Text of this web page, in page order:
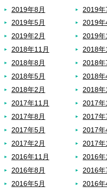
2019年8月
2019年
2019年5月
2019年
2019年2月
2019年
2018年11月
2018年
2018年8月
2018年
2018年5月
2018年
2018年2月
2018年
2017年11月
2017年
2017年8月
2017年
2017年5月
2017年
2017年2月
2017年
2016年11月
2016年
2016年8月
2016年
2016年5月
2016年